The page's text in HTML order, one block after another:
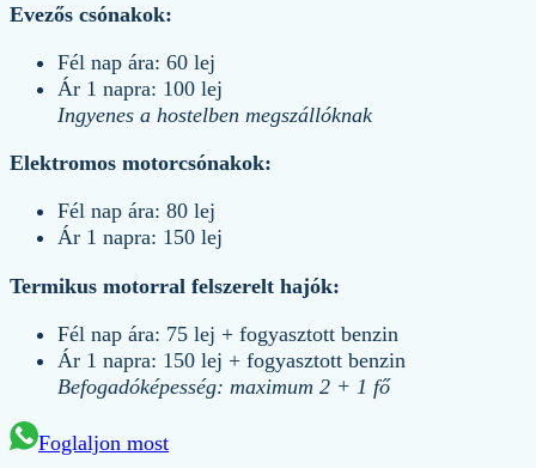
Evezős csónakok:
Fél nap ára: 60 lej
Ár 1 napra: 100 lej
Ingyenes a hostelben megszállóknak
Elektromos motorcsónakok:
Fél nap ára: 80 lej
Ár 1 napra: 150 lej
Termikus motorral felszerelt hajók:
Fél nap ára: 75 lej + fogyasztott benzin
Ár 1 napra: 150 lej + fogyasztott benzin
Befogadóképesség: maximum 2 + 1 fő
Foglaljon most